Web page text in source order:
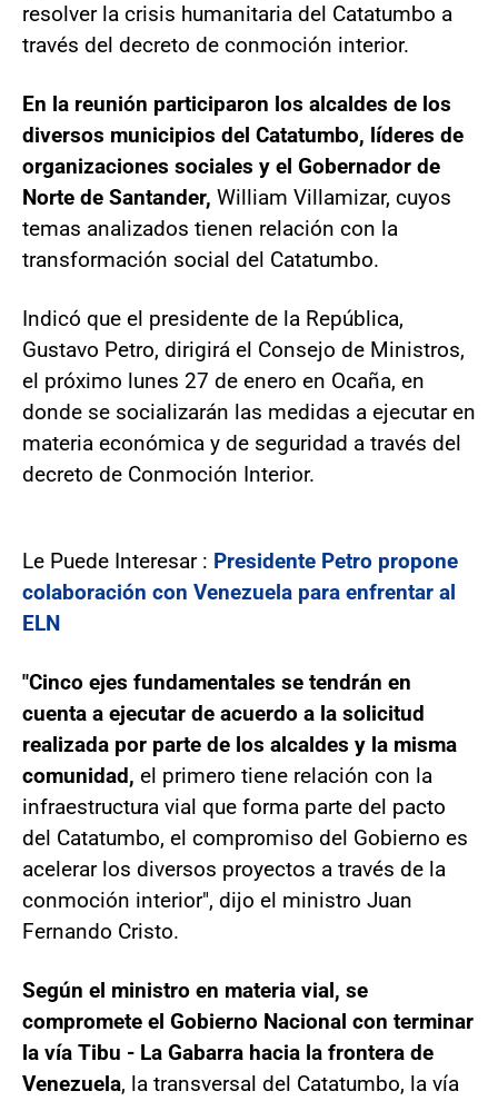
resolver la crisis humanitaria del Catatumbo a
través del decreto de conmoción interior.
En la reunión participaron los alcaldes de los
diversos municipios del Catatumbo, líderes de
organizaciones sociales y el Gobernador de
Norte de Santander, William Villamizar, cuyos
temas analizados tienen relación con la
transformación social del Catatumbo.
Indicó que el presidente de la República,
Gustavo Petro, dirigirá el Consejo de Ministros,
el próximo lunes 27 de enero en Ocaña, en
donde se socializarán las medidas a ejecutar en
materia económica y de seguridad a través del
decreto de Conmoción Interior.
Le Puede Interesar : Presidente Petro propone
colaboración con Venezuela para enfrentar al
ELN
"Cinco ejes fundamentales se tendrán en
cuenta a ejecutar de acuerdo a la solicitud
realizada por parte de los alcaldes y la misma
comunidad, el primero tiene relación con la
infraestructura vial que forma parte del pacto
del Catatumbo, el compromiso del Gobierno es
acelerar los diversos proyectos a través de la
conmoción interior", dijo el ministro Juan
Fernando Cristo.
Según el ministro en materia vial, se
compromete el Gobierno Nacional con terminar
la vía Tibu - La Gabarra hacia la frontera de
Venezuela, la transversal del Catatumbo, la vía